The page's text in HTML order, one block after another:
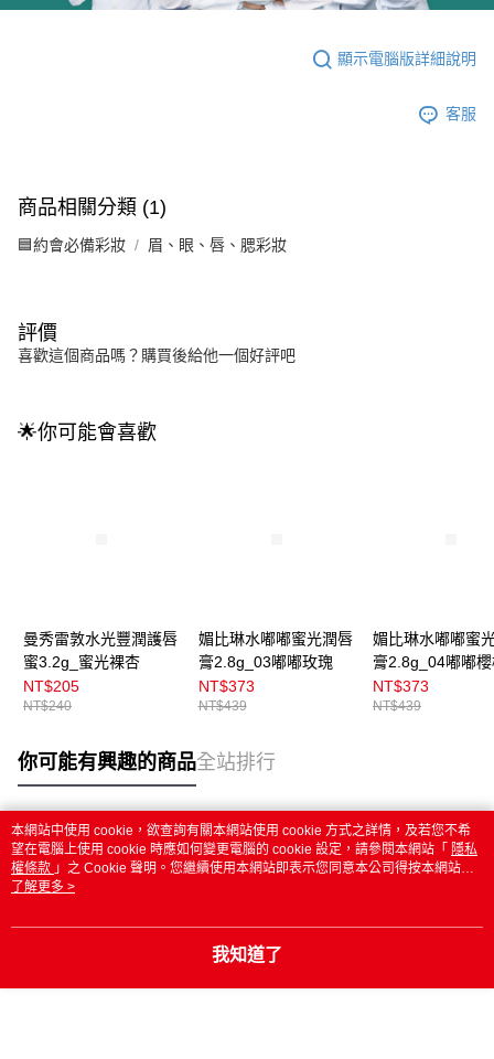
顯示電腦版詳細說明
客服
商品相關分類 (1)
🟦約會必備彩妝 眉、眼、唇、腮彩妝
評價
喜歡這個商品嗎？購買後給他一個好評吧
🌟你可能會喜歡
曼秀雷敦水光豐潤護唇
蜜3.2g_蜜光裸杏
NT$205
NT$240
媚比琳水嘟嘟蜜光潤唇
膏2.8g_03嘟嘟玫瑰
NT$373
NT$439
媚比琳水嘟嘟蜜
膏2.8g_04嘟嘟
NT$373
NT$439
你可能有興趣的商品全站排行
熱門標籤
本網站中使用 cookie，欲查詢有關本網站使用 cookie 方式之詳情，及若您不希
望在電腦上使用 cookie 時應如何變更電腦的 cookie 設定，請參閱本網站「 隱私
權條款 」之 Cookie 聲明。您繼續使用本網站即表示您同意本公司得按本網站使
用條款之 Cookie 聲明使用 cookie。
了解更多 >
我知道了